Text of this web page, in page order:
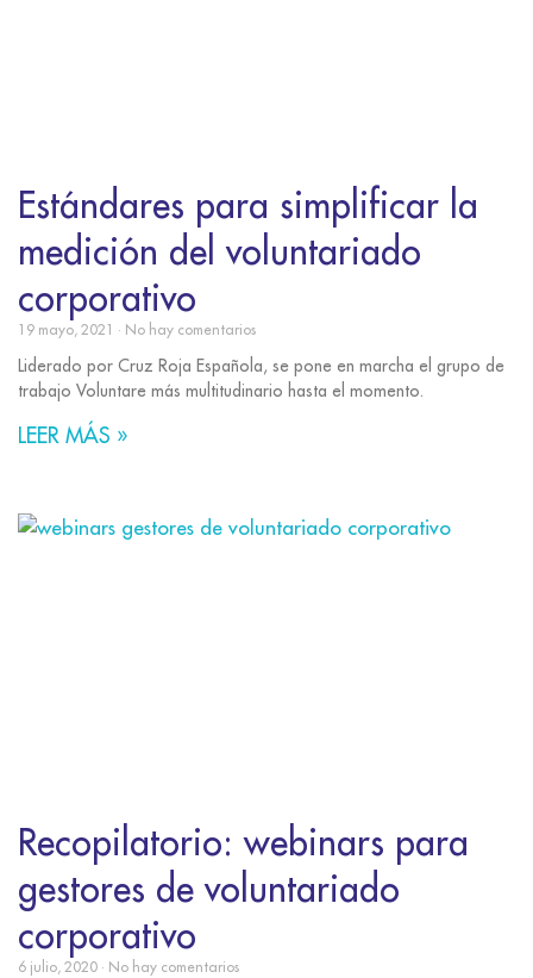
Estándares para simplificar la
medición del voluntariado
corporativo
19 mayo, 2021 No hay comentarios
Liderado por Cruz Roja Española, se pone en marcha el grupo de
trabajo Voluntare más multitudinario hasta el momento.
LEER MÁS »
Recopilatorio: webinars para
gestores de voluntariado
corporativo
6 julio, 2020 No hay comentarios